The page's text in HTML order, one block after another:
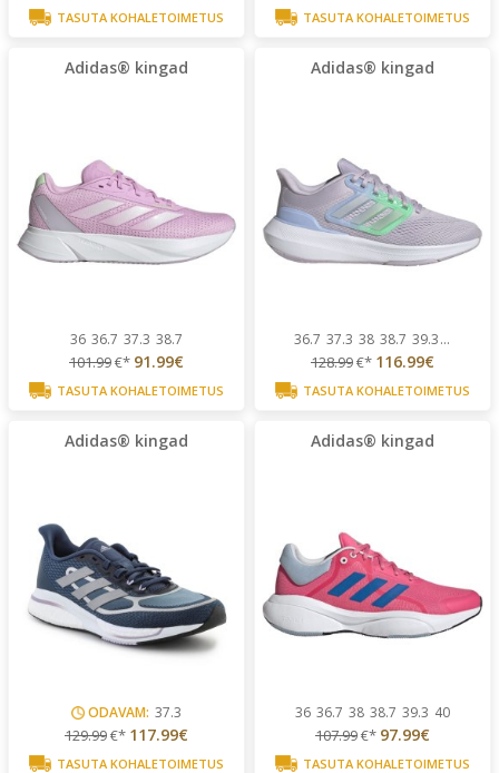
TASUTA KOHALETOIMETUS TASUTA KOHALETOIMETUS
Adidas® kingad
36 36.7 37.3 38.7
101.99€* 91.99€
TASUTA KOHALETOIMETUS
Adidas® kingad
36.7 37.3 38 38.7 39.3...
128.99€* 116.99€
TASUTA KOHALETOIMETUS
Adidas® kingad
ODAVAM: 37.3
129.99€* 117.99€
TASUTA KOHALETOIMETUS
Adidas® kingad
36 36.7 38 38.7 39.3 40
107.99€* 97.99€
TASUTA KOHALETOIMETUS